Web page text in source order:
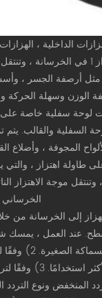
تُعرف الهزازات الداخلية أيضًا باسم الهزازات الإضافية. عند
مثل أرصفة الجسر ،
الوزن وسهلة
لوحة سفلية خاصة
السفلية والقالب.
طاولة اهتزاز ،
موجة الاهتزاز
وسحبه وفقًا لاحتياجات
ثلاثة أنواع: النوع الكهربائي ، ونوع
المنخفض ونوع